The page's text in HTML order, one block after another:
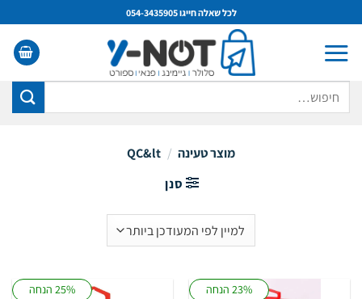
to
content
לכל שאלה חייגו 054-3435905
מוצר טעינה /
QC&lt
סנן
23% הנחה 25% הנחה